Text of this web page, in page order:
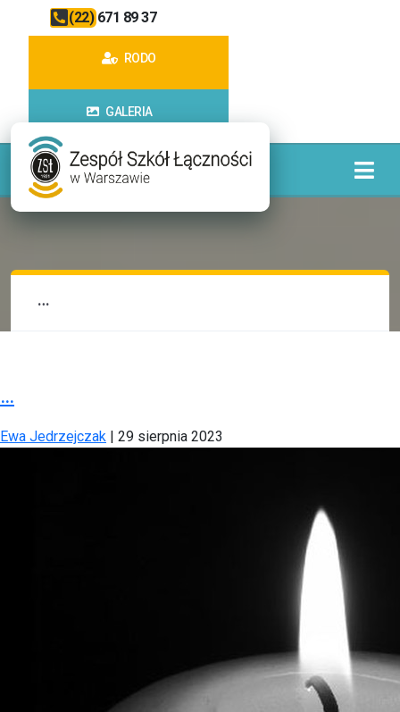
(22) 671 89 37
RODO
GALERIA
…
…
Ewa Jedrzejczak | 29 sierpnia 2023